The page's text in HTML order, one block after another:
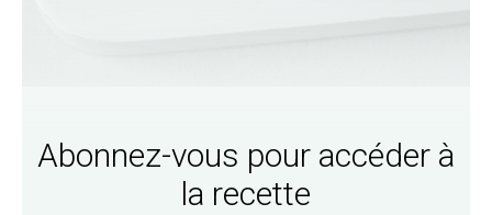
Abonnez-vous pour accéder à
la recette